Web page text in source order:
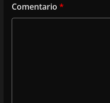
Comentario *